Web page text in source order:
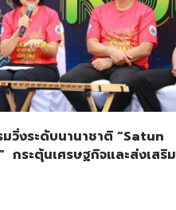
วิ่งระดับนานาชาติ “Satun
กระตุ้นเศรษฐกิจและส่งเสริม